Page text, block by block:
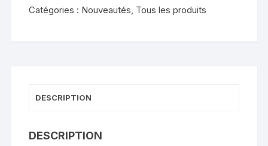
-
Catégories : Nouveautés, Tous les produits
DESCRIPTION
DESCRIPTION